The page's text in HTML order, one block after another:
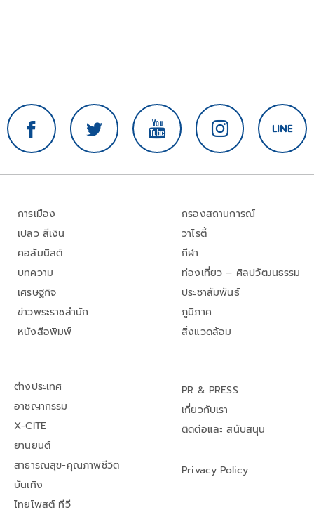
การเมือง
เปลว สีเงิน
คอลัมนิสต์
บทความ
เศรษฐกิจ
ข่าวพระราชสำนัก
หนังสือพิมพ์
กรองสถานการณ์
วาไรตี้
กีฬา
ท่องเที่ยว – ศิลปวัฒนธรรม
ประชาสัมพันธ์
ภูมิภาค
สิ่งแวดล้อม
ต่างประเทศ
อาชญากรรม
X-CITE
ยานยนต์
สาธารณสุข-คุณภาพชีวิต
บันเทิง
ไทยโพสต์ ทีวี
PR & PRESS
เกี่ยวกับเรา
ติดต่อและ สนับสนุน
Privacy Policy